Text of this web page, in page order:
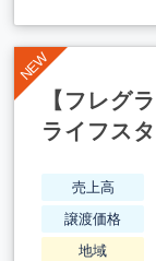
【フレグ
ライフス
売上高
譲渡価格
地域